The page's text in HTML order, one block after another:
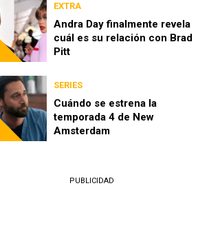
EXTRA
Andra Day finalmente revela
cuál es su relación con Brad
Pitt
SERIES
Cuándo se estrena la
temporada 4 de New
Amsterdam
PUBLICIDAD